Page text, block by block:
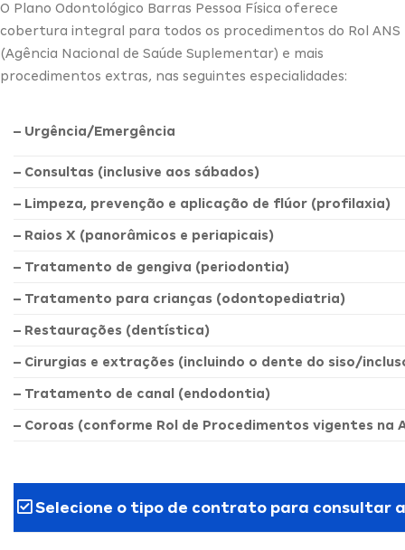
O Plano Odontológico Barras Pessoa Física oferece
cobertura integral para todos os procedimentos do Rol ANS
(Agência Nacional de Saúde Suplementar) e mais
procedimentos extras, nas seguintes especialidades:
– Urgência/Emergência
– Consultas (inclusive aos sábados)
– Limpeza, prevenção e aplicação de flúor (profilaxia)
– Raios X (panorâmicos e periapicais)
– Tratamento de gengiva (periodontia)
– Tratamento para crianças (odontopediatria)
– Restaurações (dentística)
– Cirurgias e extrações (incluindo o dente do siso/
– Tratamento de canal (endodontia)
– Coroas (conforme Rol de Procedimentos vigentes na
Selecione o tipo de contrato para consultar